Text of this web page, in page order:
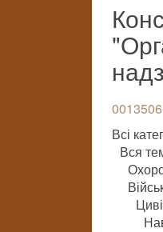
Всі
Вся